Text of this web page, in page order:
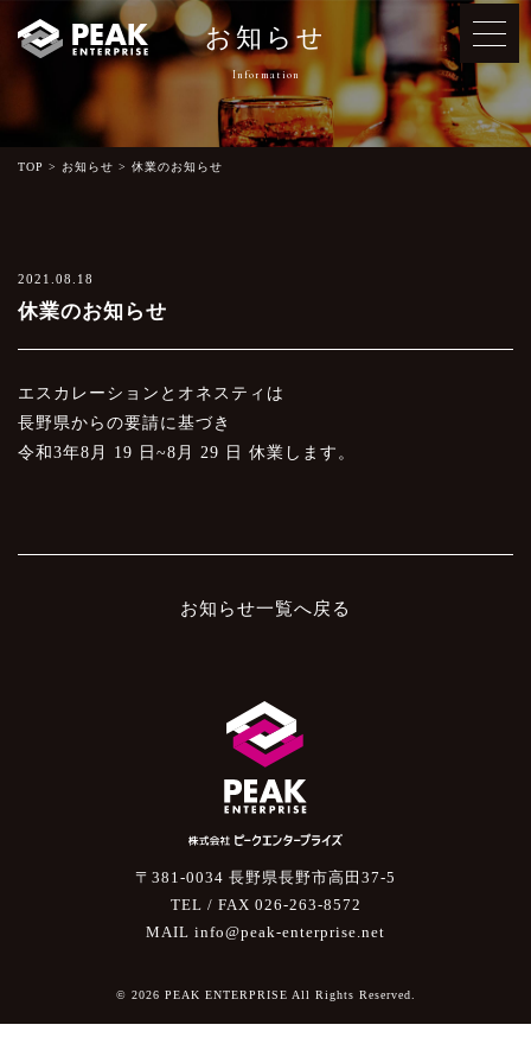
お知らせ
TOP > お知らせ > 休業のお知らせ
2021.08.18
休業のお知らせ
エスカレーションとオネスティは
長野県からの要請に基づき
令和3年8月 19 日~8月 29 日 休業します。
お知らせ一覧へ戻る
〒381-0034 長野県長野市高田37-5
TEL / FAX 026-263-8572
MAIL info@peak-enterprise.net
© 2026 PEAK ENTERPRISE All Rights Reserved.